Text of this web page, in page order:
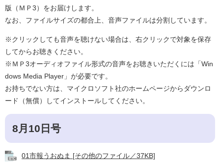
版（ＭＰ3）をお届けします。
なお、ファイルサイズの都合上、音声ファイルは分割しています。
※クリックしても音声を聴けない場合は、右クリックで対象を保存
してからお聴きください。
※ＭＰ3オーディオファイル形式の音声をお聴きいただくには「Win
dows Media Player」が必要です。
お持ちでない方は、マイクロソフト社のホームページからダウンロ
ード（無償）してインストールしてください。
8月10日号
01市報うおぬま [その他のファイル／37KB]